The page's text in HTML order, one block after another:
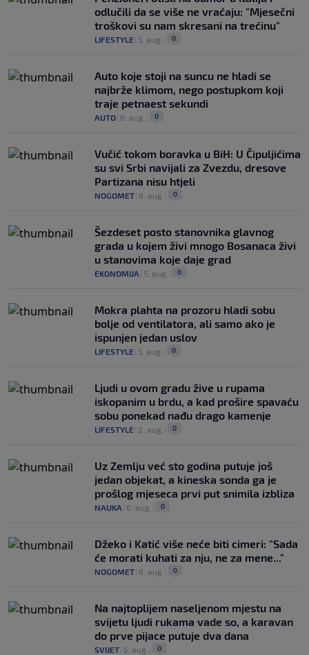
odlučili da se više ne vraćaju: "Mjesečni
troškovi su nam skresani na trećinu"
LIFESTYLE 5. aug. 0
Auto koje stoji na suncu ne hladi se
najbrže klimom, nego postupkom koji
traje petnaest sekundi
AUTO 6. aug. 0
Vučić tokom boravka u BiH: U Čipuljićima
su svi Srbi navijali za Zvezdu, dresove
Partizana nisu htjeli
NOGOMET 6. aug. 0
Šezdeset posto stanovnika glavnog
grada u kojem živi mnogo Bosanaca živi
u stanovima koje daje grad
EKONOMIJA 5. aug. 0
Mokra plahta na prozoru hladi sobu
bolje od ventilatora, ali samo ako je
ispunjen jedan uslov
LIFESTYLE 5. aug. 0
Ljudi u ovom gradu žive u rupama
iskopanim u brdu, a kad prošire spavaću
sobu ponekad nađu drago kamenje
LIFESTYLE 2. aug. 0
Uz Zemlju već sto godina putuje još
jedan objekat, a kineska sonda ga je
prošlog mjeseca prvi put snimila izbliza
NAUKA 6. aug. 0
Džeko i Katić više neće biti cimeri: "Sada
će morati kuhati za nju, ne za mene..."
NOGOMET 6. aug. 0
Na najtoplijem naseljenom mjestu na
svijetu ljudi rukama vade so, a karavan
do prve pijace putuje dva dana
SVIJET 5. aug. 0